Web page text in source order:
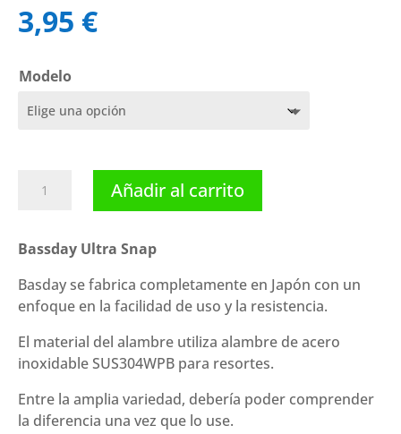
3,95 €
Modelo
Ultra
cantidad
Añadir al carrito
Bassday Ultra Snap
Basday se fabrica completamente en Japón con un
enfoque en la facilidad de uso y la resistencia.
El material del alambre utiliza alambre de acero
inoxidable SUS304WPB para resortes.
Entre la amplia variedad, debería poder comprender
la diferencia una vez que lo use.